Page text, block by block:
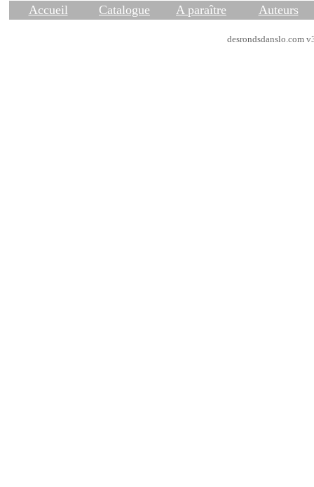
Accueil Catalogue A paraître Auteurs
desrondsdanslo.com